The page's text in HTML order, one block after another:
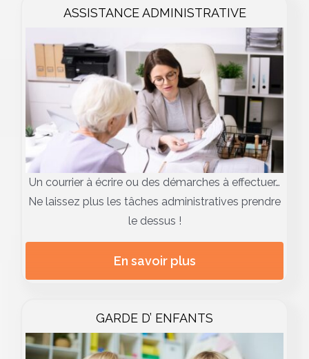
ASSISTANCE ADMINISTRATIVE
Un courrier à écrire ou des démarches à effectuer…
Ne laissez plus les tâches administratives prendre
le dessus !
En savoir plus
GARDE D’ ENFANTS